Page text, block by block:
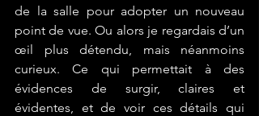
de la salle pour adopter un nouveau
point de vue. Ou alors je regardais d’un
œil plus détendu, mais néanmoins
curieux. Ce qui permettait à des
évidences de surgir, claires et
évidentes, et de voir ces détails qui